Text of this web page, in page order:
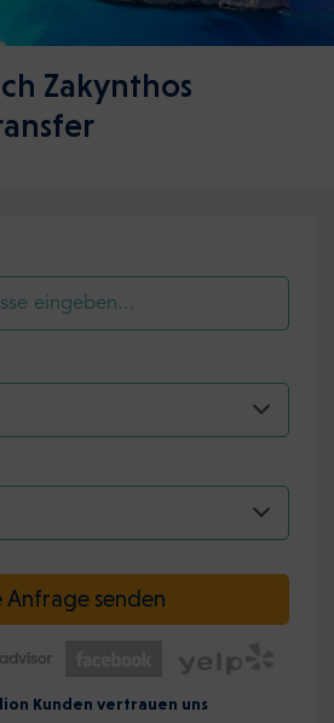
Zakynthos
Anfrage senden
Kunden vertrauen uns